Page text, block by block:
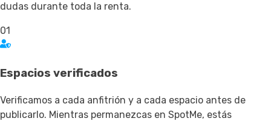
dudas durante toda la renta.
01
Espacios verificados
Verificamos a cada anfitrión y a cada espacio antes de
publicarlo. Mientras permanezcas en SpotMe, estás